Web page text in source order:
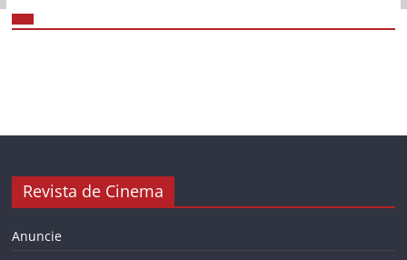
Revista de Cinema
Anuncie